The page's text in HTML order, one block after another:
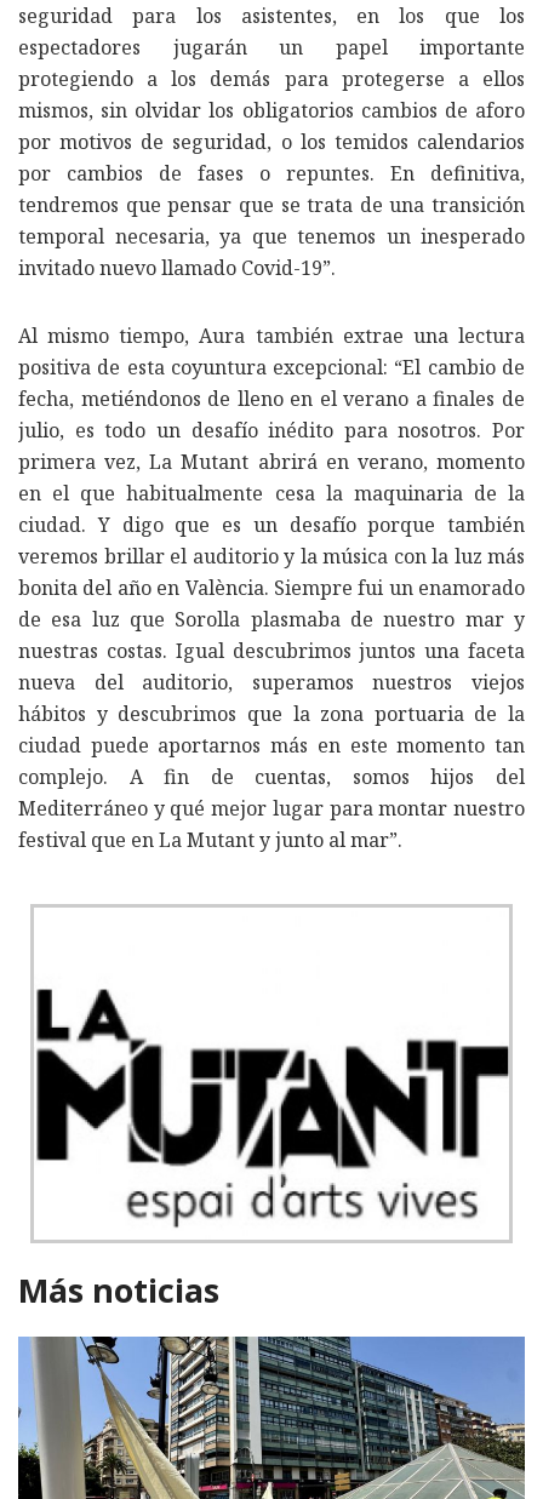
seguridad para los asistentes, en los que los
espectadores jugarán un papel importante
protegiendo a los demás para protegerse a ellos
mismos, sin olvidar los obligatorios cambios de aforo
por motivos de seguridad, o los temidos calendarios
por cambios de fases o repuntes. En definitiva,
tendremos que pensar que se trata de una transición
temporal necesaria, ya que tenemos un inesperado
invitado nuevo llamado Covid-19”.
Al mismo tiempo, Aura también extrae una lectura
positiva de esta coyuntura excepcional: “El cambio de
fecha, metiéndonos de lleno en el verano a finales de
julio, es todo un desafío inédito para nosotros. Por
primera vez, La Mutant abrirá en verano, momento
en el que habitualmente cesa la maquinaria de la
ciudad. Y digo que es un desafío porque también
veremos brillar el auditorio y la música con la luz más
bonita del año en València. Siempre fui un enamorado
de esa luz que Sorolla plasmaba de nuestro mar y
nuestras costas. Igual descubrimos juntos una faceta
nueva del auditorio, superamos nuestros viejos
hábitos y descubrimos que la zona portuaria de la
ciudad puede aportarnos más en este momento tan
complejo. A fin de cuentas, somos hijos del
Mediterráneo y qué mejor lugar para montar nuestro
festival que en La Mutant y junto al mar”.
Más noticias